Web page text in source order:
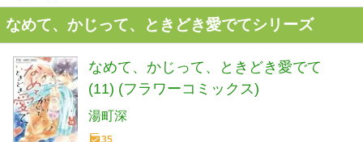
なめて、かじって、ときどき愛でてシリーズ
なめて、かじって、ときどき愛でて
(11) (フラワーコミックス)
湯町深
35